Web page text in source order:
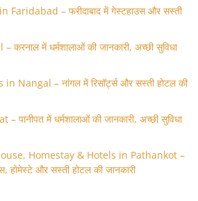
– फरीदाबाद में गेस्टहाउस और सस्ती
में धर्मशालाओं की जानकारी, अच्छी सुविधा
Nangal – नांगल में रिसॉर्ट्स और सस्ती होटल की
में धर्मशालाओं की जानकारी, अच्छी सुविधा
Homestay & Hotels in Pathankot –
होमेस्टे और सस्ती होटल की जानकारी